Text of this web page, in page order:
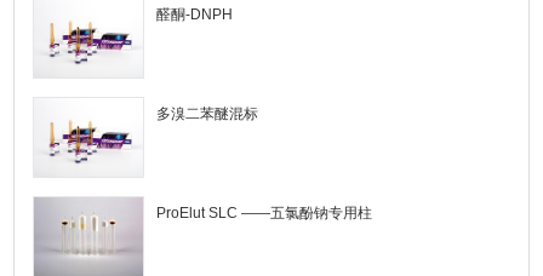
醛酮-DNPH
多溴二苯醚混标
ProElut SLC ——五氯酚钠专用柱